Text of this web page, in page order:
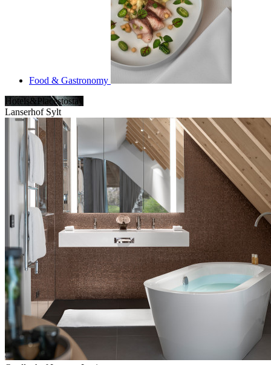
Food & Gastronomy
Hotels&Placestostay
Lanserhof Sylt